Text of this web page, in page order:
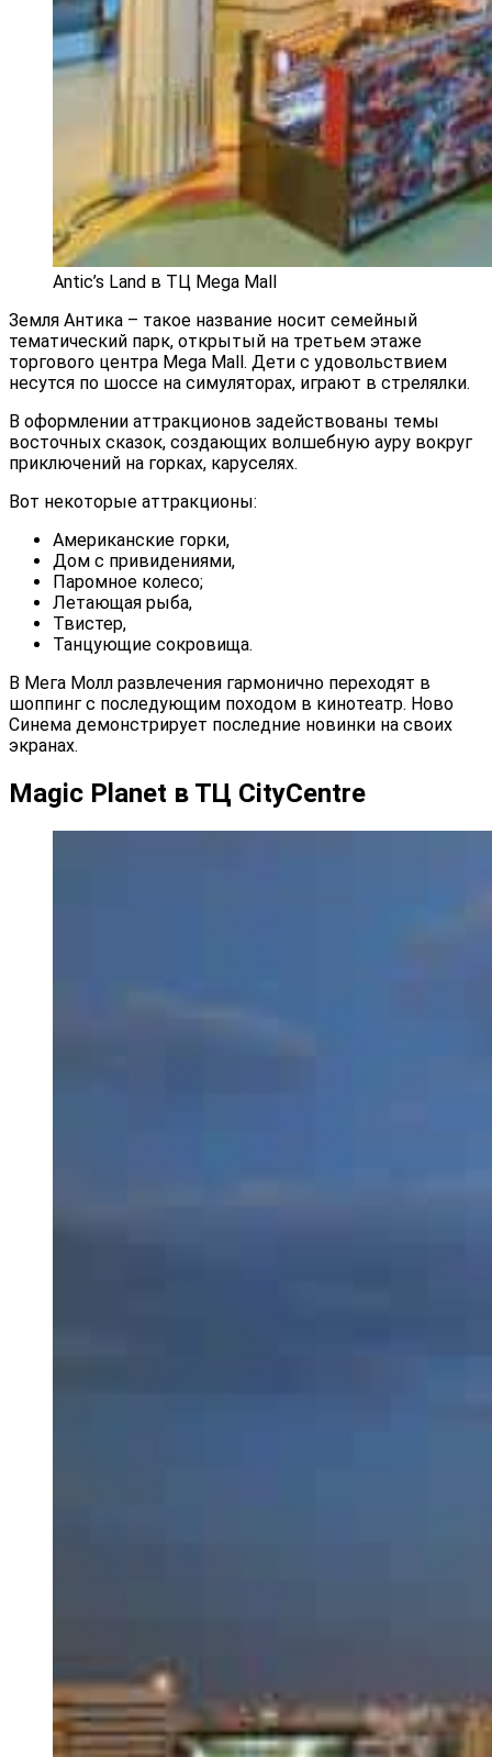
Antic’s Land в ТЦ Mega Mall
Земля Антика – такое название носит семейный
тематический парк, открытый на третьем этаже
торгового центра Mega Mall. Дети с удовольствием
несутся по шоссе на симуляторах, играют в стрелялки.
В оформлении аттракционов задействованы темы
восточных сказок, создающих волшебную ауру вокруг
приключений на горках, каруселях.
Вот некоторые аттракционы:
Американские горки,
Дом с привидениями,
Паромное колесо;
Летающая рыба,
Твистер,
Танцующие сокровища.
В Мега Молл развлечения гармонично переходят в
шоппинг с последующим походом в кинотеатр. Ново
Синема демонстрирует последние новинки на своих
экранах.
Magic Planet в ТЦ CityCentre